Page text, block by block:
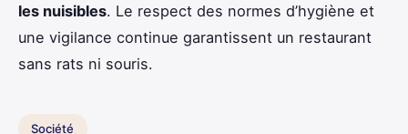
les nuisibles. Le respect des normes d’hygiène et
une vigilance continue garantissent un restaurant
sans rats ni souris.
Société